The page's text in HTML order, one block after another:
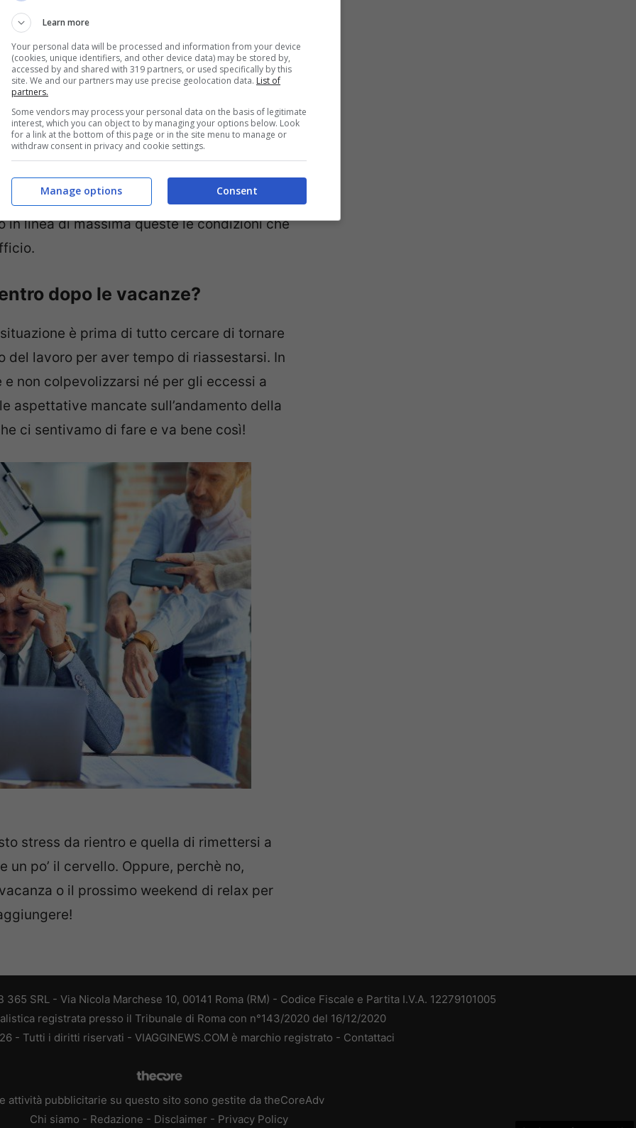
meglio rivolgersi ad un medico o
stress da rientro sono legate non solo al
ad uno stato e ad un mood che lasciamo
che ci manca. Oppure ci sentiamo in
con il cibo con l’alcool. Ancora un’altra
da rientro è che durante le vacanze ci
queste situazioni possono ovviamente
in linea di massima queste le condizioni che
dopo le vacanze?
è prima di tutto cercare di tornare
del lavoro per aver tempo di riassestarsi. In
non colpevolizzarsi né per gli eccessi a
aspettative mancate sull’andamento della
ci sentivamo di fare e va bene così!
stress da rientro e quella di rimettersi a
po’ il cervello. Oppure, perchè no,
o il prossimo weekend di relax per
SRL - Via Nicola Marchese 10, 00141 Roma (RM) - Codice Fiscale e Partita I.V.A. 12279101005
registrata presso il Tribunale di Roma con n°143/2020 del 16/12/2020
- Tutti i diritti riservati - VIAGGINEWS.COM è marchio registrato - Contattaci
attività pubblicitarie su questo sito sono gestite da theCoreAdv
Chi siamo - Redazione - Disclaimer - Privacy Policy
Learn more
Your personal data will be processed and information from your device
(cookies, unique identifiers, and other device data) may be stored by,
accessed by and shared with 319 partners, or used specifically by this
site. We and our partners may use precise geolocation data. List of
partners.
Some vendors may process your personal data on the basis of legitimate
interest, which you can object to by managing your options below. Look
for a link at the bottom of this page or in the site menu to manage or
withdraw consent in privacy and cookie settings.
Consent
Manage options